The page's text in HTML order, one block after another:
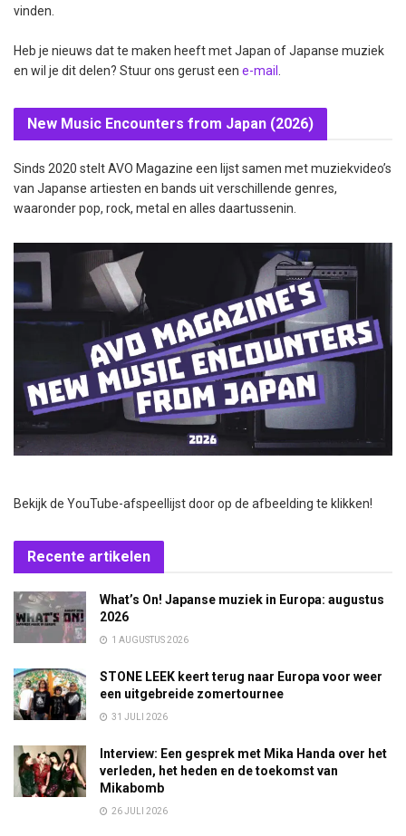
vinden.
Heb je nieuws dat te maken heeft met Japan of Japanse muziek
en wil je dit delen? Stuur ons gerust een e-mail
New Music Encounters from Japan (2026)
Sinds 2020 stelt AVO Magazine een lijst samen met muziekvideo’s
van Japanse artiesten en bands uit verschillende genres,
waaronder pop, rock, metal en alles daartussenin.
Bekijk de YouTube-afspeellijst door op de afbeelding te klikken!
Recente artikelen
What’s On! Japanse muziek in Europa: augustus
2026
1 AUGUSTUS 2026
STONE LEEK keert terug naar Europa voor weer
een uitgebreide zomertournee
31 JULI 2026
Interview: Een gesprek met Mika Handa over het
verleden, het heden en de toekomst van
Mikabomb
26 JULI 2026